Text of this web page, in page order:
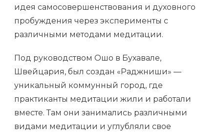
идея самосовершенствования и духовного
пробуждения через эксперименты с
различными методами медитации.
Под руководством Ошо в Бухавале,
Швейцария, был создан «Раджниши» —
уникальный коммунный город, где
практиканты медитации жили и работали
вместе. Там они занимались различными
видами медитации и углубляли свое